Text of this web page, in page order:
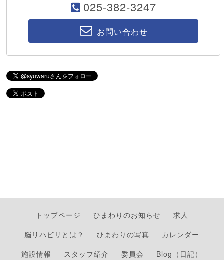
025-382-3247
お問い合わせ
トップページ ひまわりのお知らせ
求人
脳リハビリとは？
ひまわりの写真
カレンダー
施設情報
スタッフ紹介 委員会
Blog（日記）